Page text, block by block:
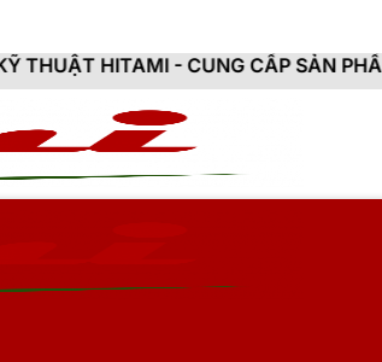
- CUNG CẤP SẢN PHẨM CHÍNH